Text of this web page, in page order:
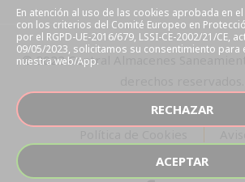
© 2022 Central Almacenes
En atención al uso de las cookies aprobada en
con los criterios del Comité Europeo en
por el RGPD-UE-2016/679, LSSI-CE-2002/21/CE,
09/05/2023, solicitamos su consentimiento para
nuestra web/App.
RECHAZAR
ACEPTAR